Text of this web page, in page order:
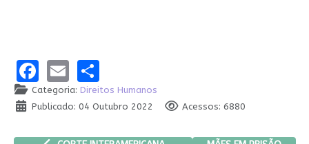
Facebook
EmailShare
Categoria: Direitos Humanos
Publicado: 04 Outubro 2022
Acessos: 6880